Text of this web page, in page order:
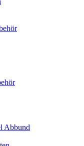
Abbund